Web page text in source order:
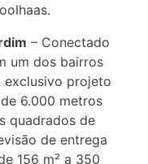
– Conectado
um dos bairros
exclusivo projeto
6.000 metros
quadrados de
de entrega
156 m² a 350